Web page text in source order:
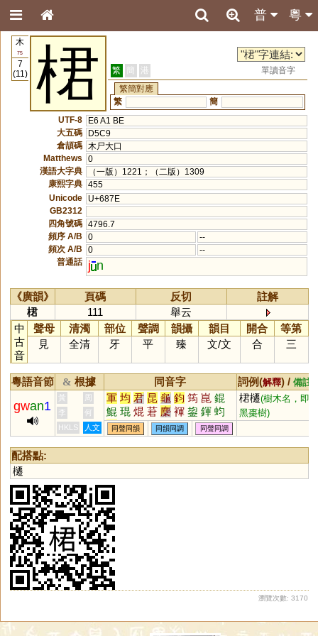
粵
普
木
75
7
(11)
桾 繁 簡 港
單讀音字
繁簡對應
繁
簡
UTF-8
E6 A1 BE
大五碼
D5C9
倉頡碼
木尸大口
Matthews
0
漢語大字典
（一版）1221；（二版）1309
康熙字典 455
Unicode
U+687E
GB2312
四角號碼 4796.7
頻序 A/B
0
--
頻次 A/B
0
--
普通話
j n
《廣韻》 頁碼 反切
註解
桾
111
舉云
中
古
音
聲母 清濁 部位 聲調 韻攝 韻目 開合
等第
見
全清 牙 平 臻 文/文 合 三
粵語音節 & 根據 同音字 詞例(解釋) / 備註
gwan1
黃 周 軍 均 君 昆 龜 鈞 筠 崑 錕
鯤 琨 焜 莙 麇 褌 鋆 鍕 蚐
頵 鶤 鮶 皸 晜 袀
桾櫏(樹木名，即
黑棗樹)
李
何
HKLS
人文 同聲同韻 同韻同調 同聲同調
配搭點:
櫏
瀏覽次數: 3170